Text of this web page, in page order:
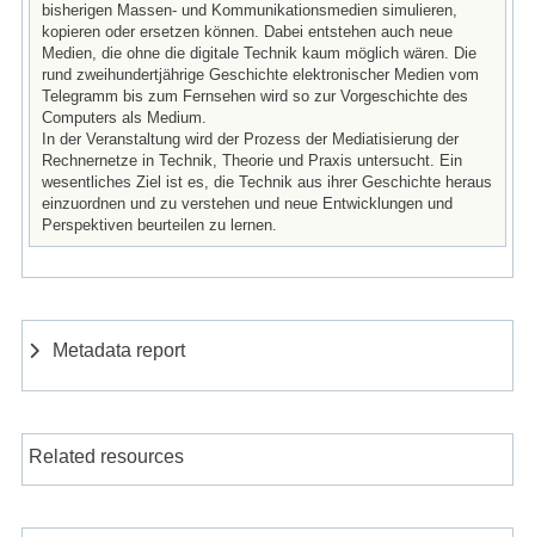
bisherigen Massen- und Kommunikationsmedien simulieren,
kopieren oder ersetzen können. Dabei entstehen auch neue
Medien, die ohne die digitale Technik kaum möglich wären. Die
rund zweihundertjährige Geschichte elektronischer Medien vom
Telegramm bis zum Fernsehen wird so zur Vorgeschichte des
Computers als Medium.
In der Veranstaltung wird der Prozess der Mediatisierung der
Rechnernetze in Technik, Theorie und Praxis untersucht. Ein
wesentliches Ziel ist es, die Technik aus ihrer Geschichte heraus
einzuordnen und zu verstehen und neue Entwicklungen und
Perspektiven beurteilen zu lernen.
Metadata report
Related resources